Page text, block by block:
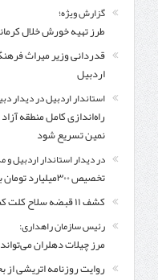
گزارش ویژه؛
طرز تهیه خورش خلال
قدردانی وزیر میراث
اردبیل
استاندار اردبیل در دیدار
راه‌اندازی کامل منطقه
نمین تسریع شود
در دیدار استاندار اردبیل
تخصیص ۳۰۰میلیارد تومان برای تکمیل بزرگراه اردبیل-سرچم
کشف ۱۱ قبضه سلاح کلت کمری توسط مرزبانان هنگ مرزی ارومیه
رئیس سازمان راهداری:
مرز چیلات دهلران
روایت روزنامه اتریشی از